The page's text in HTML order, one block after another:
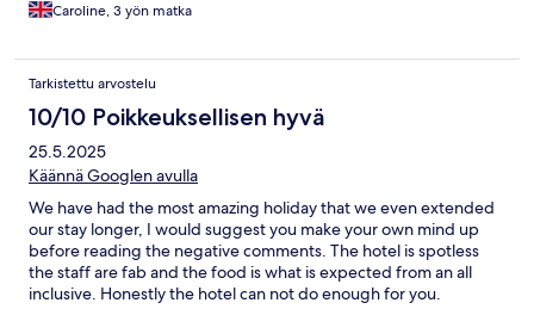
Caroline, 3 yön matka
Tarkistettu arvostelu
10/10 Poikkeuksellisen hyvä
25.5.2025
Käännä Googlen avulla
We have had the most amazing holiday that we even extended
our stay longer, I would suggest you make your own mind up
before reading the negative comments. The hotel is spotless
the staff are fab and the food is what is expected from an all
inclusive. Honestly the hotel can not do enough for you.